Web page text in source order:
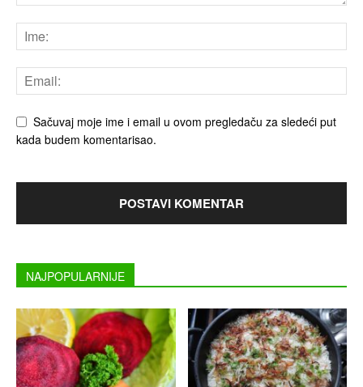
Sačuvaj moje ime i email u ovom pregledaču za sledeći put
kada budem komentarisao.
NAJPOPULARNIJE